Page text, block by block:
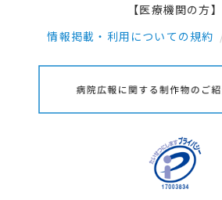
【医療機関の方】
情報掲載・利用についての規約